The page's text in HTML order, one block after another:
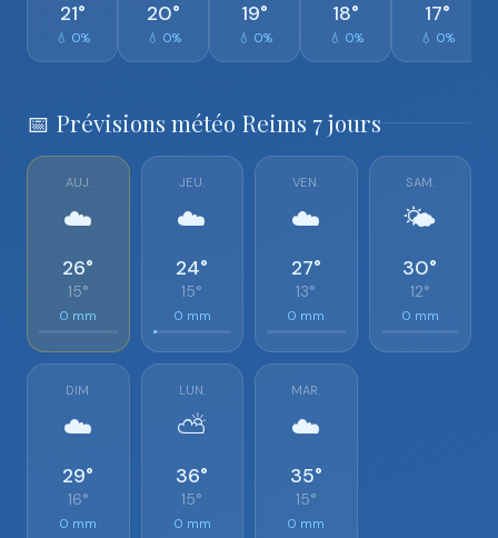
21°
💧 0%
20°
💧 0%
19°
💧 0%
18°
💧 0%
17°
💧 0%
📅 Prévisions météo Reims 7 jours
AUJ.
☁️
26°
15°
0 mm
JEU.
☁️
24°
15°
0 mm
VEN.
☁️
27°
13°
0 mm
SAM.
🌤️
30°
12°
0 mm
DIM.
☁️
29°
16°
0 mm
LUN.
⛅
36°
15°
0 mm
MAR.
☁️
35°
15°
0 mm